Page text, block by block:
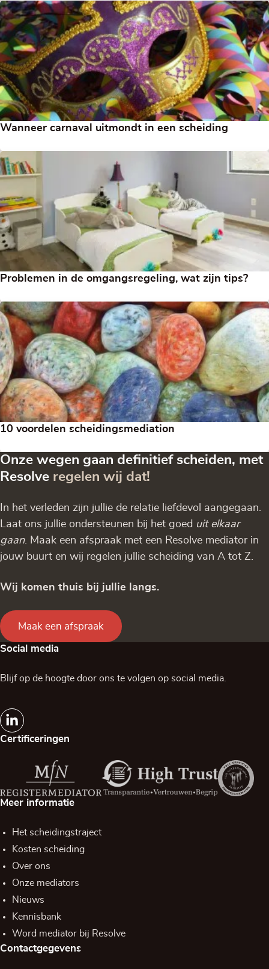
Wanneer carnaval uitmondt in een scheiding
Problemen in de omgangsregeling, wat zijn tips?
10 voordelen scheidingsmediation
Onze wegen gaan definitief scheiden, met
Resolve regelen wij dat!
In het verleden zijn jullie de relatie liefdevol aangegaan.
Laat ons jullie ondersteunen bij het goed uit elkaar
gaan. Maak een afspraak met een Resolve mediator in
jouw buurt en wij regelen jullie scheiding van A tot Z.
Wij komen thuis bij jullie langs.
Maak een afspraak
Social media
Blijf op de hoogte door ons te volgen op social media.
Certificeringen
Meer informatie
Het scheidingstraject
Kosten scheiding
Over ons
Onze mediators
Nieuws
Kennisbank
Word mediator bij Resolve
Contactgegevens